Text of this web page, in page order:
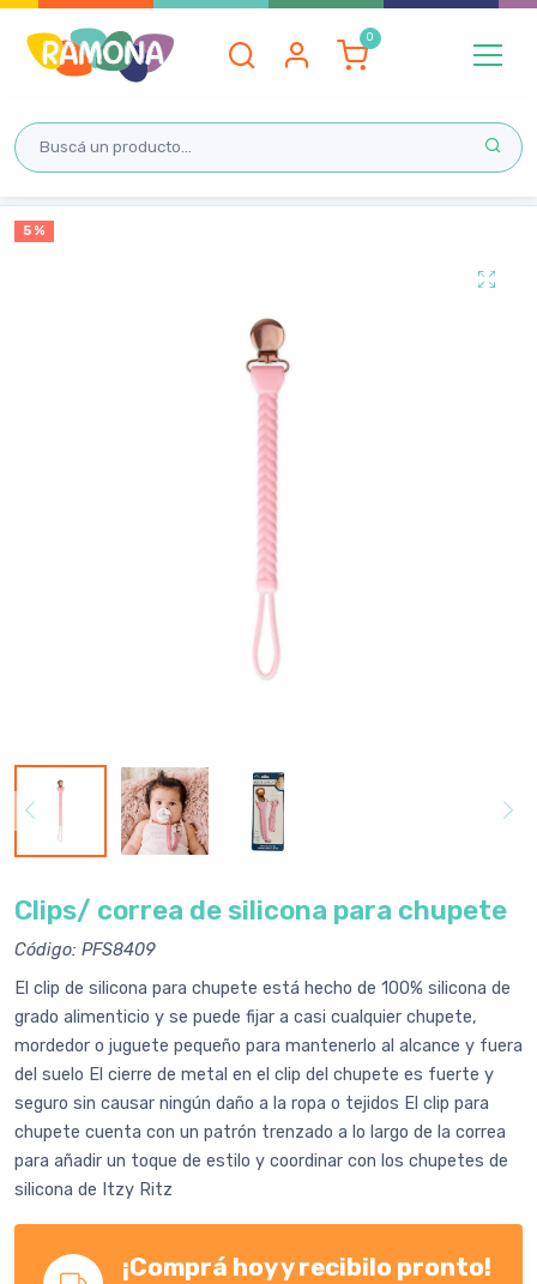
5 %
Clips/ correa de silicona para chupete
Código: PFS8409
El clip de silicona para chupete está hecho de 100% silicona de
grado alimenticio y se puede fijar a casi cualquier chupete,
mordedor o juguete pequeño para mantenerlo al alcance y fuera
del suelo El cierre de metal en el clip del chupete es fuerte y
seguro sin causar ningún daño a la ropa o tejidos El clip para
chupete cuenta con un patrón trenzado a lo largo de la correa
para añadir un toque de estilo y coordinar con los chupetes de
silicona de Itzy Ritz
¡Comprá hoy y recibilo pronto!